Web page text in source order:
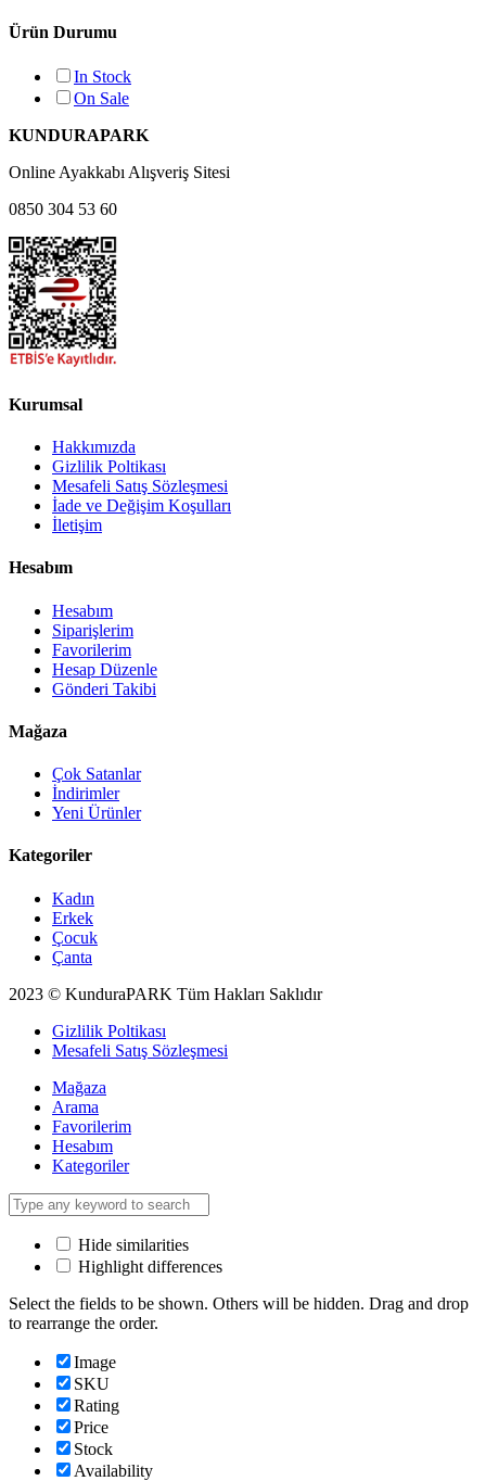
Ürün Durumu
In Stock
On Sale
KUNDURAPARK
Online Ayakkabı Alışveriş Sitesi
0850 304 53 60
Kurumsal
Hakkımızda
Gizlilik Poltikası
Mesafeli Satış Sözleşmesi
İade ve Değişim Koşulları
İletişim
Hesabım
Hesabım
Siparişlerim
Favorilerim
Hesap Düzenle
Gönderi Takibi
Mağaza
Çok Satanlar
İndirimler
Yeni Ürünler
Kategoriler
Kadın
Erkek
Çocuk
Çanta
2023 © KunduraPARK Tüm Hakları Saklıdır
Gizlilik Poltikası
Mesafeli Satış Sözleşmesi
Mağaza
Arama
Favorilerim
Hesabım
Kategoriler
Hide similarities
Highlight differences
Select the fields to be shown. Others will be hidden. Drag and drop
to rearrange the order.
Image
SKU
Rating
Price
Stock
Availability